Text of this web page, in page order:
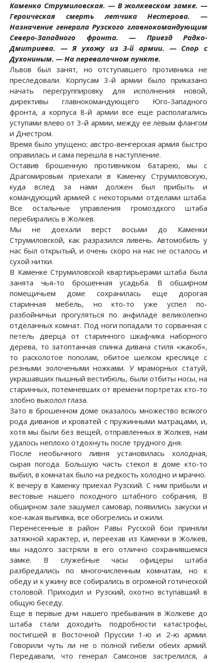
Каменка Струмиловская. — В жолкевском замке. —
Героическая смерть летчика Нестерова. —
Назначение генерала Рузского главнокомандующим
Северо-Западного фронта. — Приезд Радко-
Дмитриева. — Я ухожу из 3-й армии. — Спор с
Духониным. — На перевалочном пункте.
Львов был занят, но отступавшего противника не
преследовали. Корпусам 3-й армии было приказано
начать перегруппировку для исполнения новой,
директивы главнокомандующего Юго-Западного
фронта, а корпуса 8-й армии все еще располагались
уступами влево от 3-й армии, между ее левым флангом
и Днестром.
Время было упущено; австро-венгерская армия быстро
оправилась и сама перешла в наступление.
Оставив брошенную противником батарею, мы с
Драгомировым приехали в Каменку Струмиловскую,
куда вслед за нами должен был прибыть и
командующий армией с некоторыми отделами штаба.
Все остальные управления громоздкого штаба
перебирались в Жолкев.
Мы не доехали верст восьми до Каменки
Струмиловской, как разразился ливень. Автомобиль у
нас был открытый, и очень скоро на нас не осталось и
сухой нитки.
В Каменке Струмиловской квартирьерами штаба была
занята чья-то брошенная усадьба. В обширном
помещичьем доме сохранилась еще дорогая
старинная мебель, но кто-то уже успел по-
разбойничьи прогуляться по анфиладе великолепно
отделанных комнат. Под ноги попадали то сорванная с
петель дверца от старинного шкафчика наборного
дерева, то затоптанная спинка дивана стиля «жакоб»,
то расколотое пополам, обитое шелком креслице с
резными золочеными ножками. У мраморных статуй,
украшавших пышный вестибюль, были отбиты носы, на
старинных, потемневших от времени портретах кто-то
злобно выколол глаза.
Зато в брошенном доме оказалось множество всякого
рода диванов и кроватей с пружинными матрацами, и,
хотя мы были без вещей, отправленных в Жолкев, нам
удалось неплохо отдохнуть после трудного дня.
После необычного ливня установилась холодная,
сырая погода. Большую часть стекол в доме кто-то
выбил, в комнатах было на редкость холодно и мрачно.
К вечеру в Каменку приехал Рузский. С ним прибыли и
вестовые нашего походного штабного собрания, В
обширном зале зашумел самовар, появились закуски и
кое-какая выпивка, все обогрелись и ожили.
Перенесенные в район Равы Русской бои приняли
затяжной характер, и, переехав из Каменки в Жолкев,
мы надолго застряли в его отлично сохранившемся
замке. В служебные часы офицеры штаба
разбредались по многочисленным комнатам, но к
обеду и к ужину все собирались в огромной готической
столовой. Приходил и Рузский, охотно вступавший в
общую беседу.
Еще в первые дни нашего пребывания в Жолкеве до
штаба стали доходить подробности катастрофы,
постигшей в Восточной Пруссии 1-ю и 2-ю армии.
Говорили чуть ли не о полной гибели обеих армий.
Передавали, что генерал Самсонов застрелился, а